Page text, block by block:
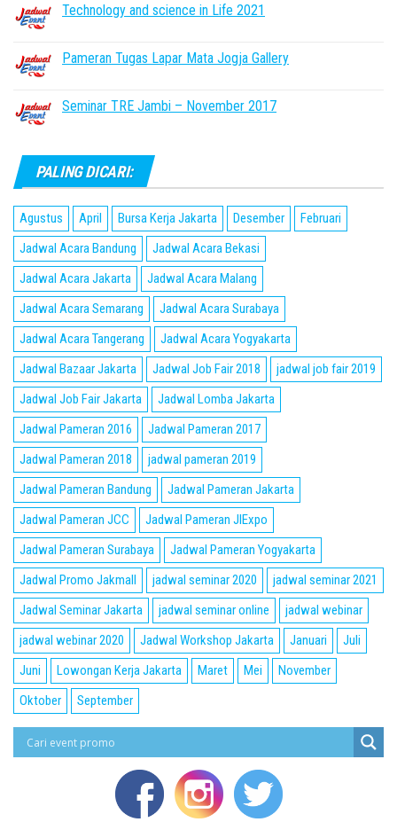
Technology and science in Life 2021
Pameran Tugas Lapar Mata Jogja Gallery
Seminar TRE Jambi – November 2017
PALING DICARI:
Agustus April Bursa Kerja Jakarta Desember
Februari
Jadwal Acara Bandung
Jadwal Acara Bekasi
Jadwal Acara Jakarta
Jadwal Acara Malang
Jadwal Acara Semarang
Jadwal Acara Surabaya
Jadwal Acara Tangerang
Jadwal Acara Yogyakarta
Jadwal Bazaar Jakarta
Jadwal Job Fair 2018
jadwal job fair 2019
Jadwal Job Fair Jakarta
Jadwal Lomba Jakarta
Jadwal Pameran 2016
Jadwal Pameran 2017
Jadwal Pameran 2018
jadwal pameran 2019
Jadwal Pameran Bandung
Jadwal Pameran Jakarta
Jadwal Pameran JCC
Jadwal Pameran JIExpo
Jadwal Pameran Surabaya
Jadwal Pameran Yogyakarta
Jadwal Promo Jakmall
jadwal seminar 2020
jadwal seminar 2021
Jadwal Seminar Jakarta
jadwal seminar online
jadwal webinar
jadwal webinar 2020
Jadwal Workshop Jakarta Januari
Juli
Juni
Lowongan Kerja Jakarta Maret Mei
November
Oktober
September